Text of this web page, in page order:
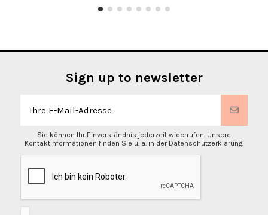
Sign up to newsletter
Sie können Ihr Einverständnis jederzeit widerrufen. Unsere
Kontaktinformationen finden Sie u. a. in der Datenschutzerklärung.